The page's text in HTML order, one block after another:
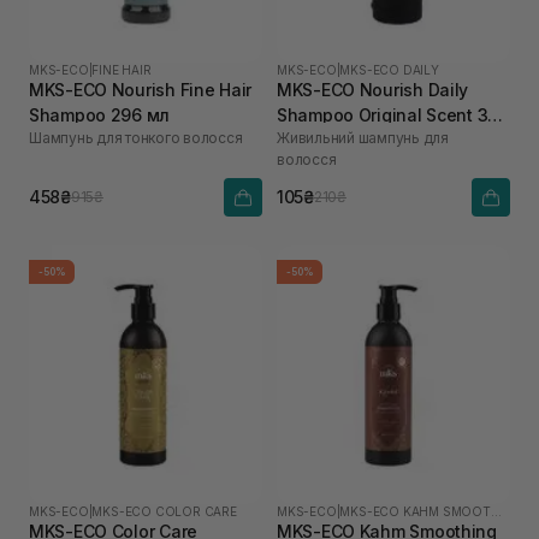
MKS-ECO FINE HAIR
MKS-ECO Nourish Fine Hair
Shampoo 296 мл
Шампунь для тонкого волосся
458₴915₴
MKS-ECO MKS-ECO DAILY
MKS-ECO Nourish Daily
Shampoo Original Scent 30
мл
Живильний шампунь для
волосся
105₴210₴
-50%
MKS-ECO MKS-ECO COLOR CARE
MKS-ECO Color Care
-50%
MKS-ECO
MKS-ECO Kahm Smoothing